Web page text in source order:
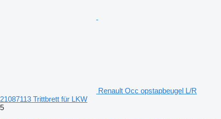
Renault Occ opstapbeugel L/R
21087113 Trittbrett für LKW
5